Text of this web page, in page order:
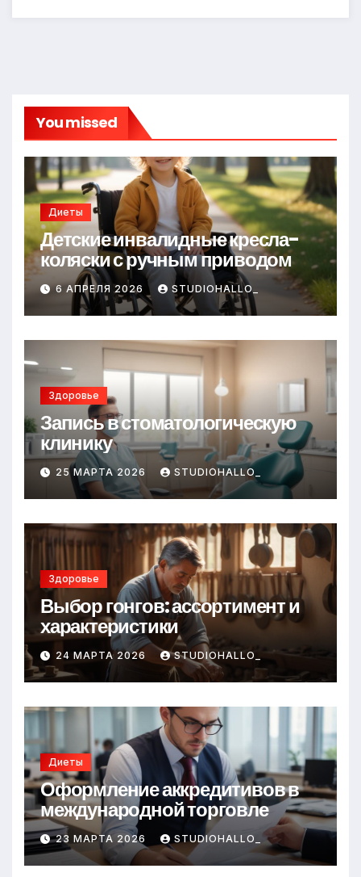
You missed
Диеты
Детские инвалидные кресла-
коляски с ручным приводом
6 АПРЕЛЯ 2026 STUDIOHALLO_
Здоровье
Запись в стоматологическую
клинику
25 МАРТА 2026 STUDIOHALLO_
Здоровье
Выбор гонгов: ассортимент и
характеристики
24 МАРТА 2026 STUDIOHALLO_
Диеты
Оформление аккредитивов в
международной торговле
23 МАРТА 2026 STUDIOHALLO_